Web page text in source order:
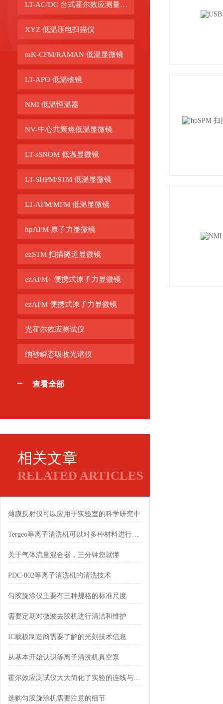
LT-AC/DC 台式霍尔效应测量系统
XYZ 低温压电扫描仪
mK-CFM/RAMAN 低温显微镜
LT-APO 低温物镜
NMI 低温恒温器
NV-中心共聚焦低温显微镜
LT-sSNOM 低温显微镜
LT-SHPM/STM 低温显微镜
LT-AFM/MFM 低温显微镜
hpAFM 原子力显微镜
ezSTM 扫描隧道显微镜
ezAFM+ 便携式原子力显微镜
ezAFM 便携式原子力显微镜
光霍尔效应测试仪
纳秒瞬态吸收光谱仪
查看全部
相关文章
RELATED ARTICLES
薄膜反射仪可以应用于实验室的科学研究中
Tergeo等离子清洗机可以对多种材料进行清洗
关于气体流量混合器，三分钟您就懂
PDC-002等离子清洗机的清洗技术
匀胶旋涂仪主要有三种规格的标准尺度
需要定期对微波去胶机进行清洁和维护
IC载板制造商需要了解的光刻技术信息
从基本开始认识等离子清洗机真空泵
霍尔效应测试仪大大简化了实验的连线与操作
选购匀胶旋涂机需要注意的细节